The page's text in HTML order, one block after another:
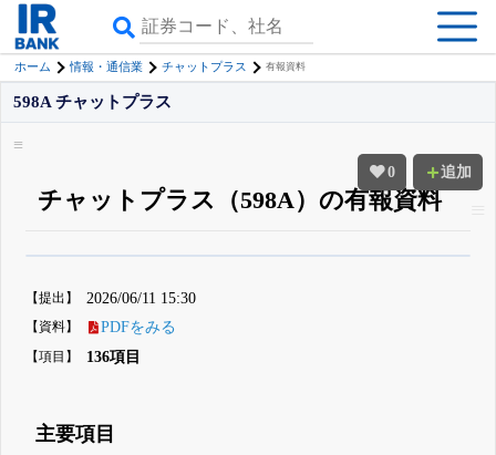
ホーム 情報・通信業 チャットプラス 有報資料
0 追加
598A チャットプラス
チャットプラス（598A）の有報資料
詳しく見られる 無料でβ版をはじめる
登録すると永久30%OFFと米株版の先行利用も付きます
【提出】 2026/06/11 15:30
【資料】 PDFをみる
【項目】 136項目
主要項目